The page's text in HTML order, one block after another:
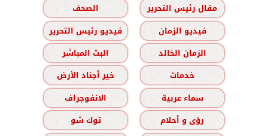
مقال رئيس التحرير
الصحف
فيديو الزمان
فيديو رئيس التحرير
الزمان الخالد
البث المباشر
خدمات
خير أجناد الأرض
سماء عربية
الانفوجراف
رؤى و أحلام
توك شو